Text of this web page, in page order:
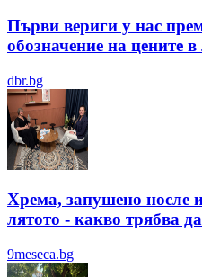
Първи вериги у нас
обозначение на цените в
dbr.bg
Хрема, запушено носле
лятотo - какво трябва
9meseca.bg